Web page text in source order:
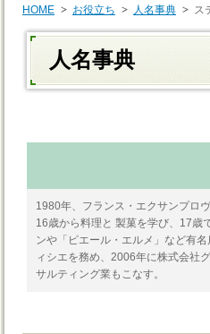
HOME お役立ち 人名事典 ス
人名事典
1980年、フランス・エクサンプロヴ
16歳から料理と 製菓を学び、17歳
ンや「ピエール・エルメ」など有
ィシエを務め、2006年に株式会社
サルティング業もこなす。